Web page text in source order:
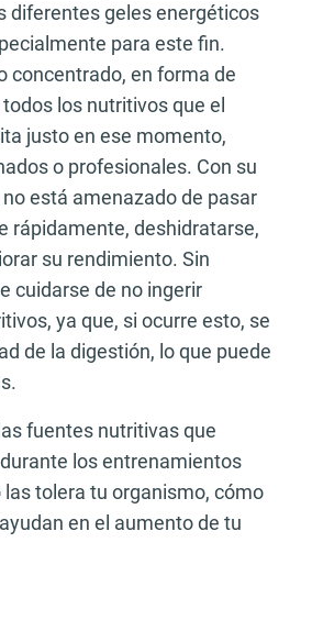
diferentes geles energéticos
para este fin.
concentrado, en forma de
los nutritivos que el
justo en ese momento,
o profesionales. Con su
está amenazado de pasar
rápidamente, deshidratarse,
su rendimiento. Sin
cuidarse de no ingerir
ya que, si ocurre esto, se
de la digestión, lo que puede
fuentes nutritivas que
los entrenamientos
tolera tu organismo, cómo
en el aumento de tu